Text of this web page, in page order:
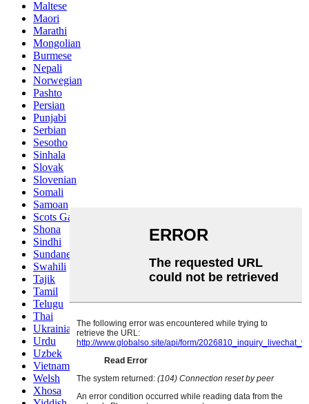
Maltese
Maori
Marathi
Mongolian
Burmese
Nepali
Norwegian
Pashto
Persian
Punjabi
Serbian
Sesotho
Sinhala
Slovak
Slovenian
Somali
Samoan
Scots Gaelic
Shona
Sindhi
Sundanese
Swahili
Tajik
Tamil
Telugu
Thai
Ukrainian
Urdu
Uzbek
Vietnamese
Welsh
Xhosa